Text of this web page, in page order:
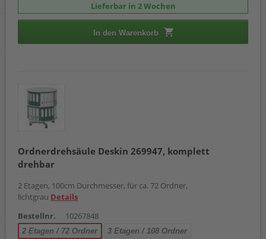
Lieferbar in 2 Wochen
In den Warenkorb
Ordnerdrehsäule Deskin 269947, komplett
drehbar
2 Etagen, 100cm Durchmesser, für ca. 72 Ordner,
lichtgrau Details
Bestellnr.
10267848
2 Etagen / 72 Ordner 3 Etagen / 108 Ordner